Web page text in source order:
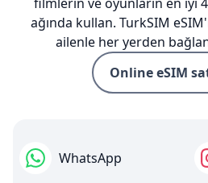
ağında kullan. TurkSIM
ailenle her yerden
Online eSIM
WhatsApp